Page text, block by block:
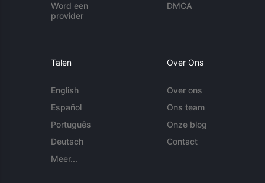
Word een
provider
DMCA
Talen
English
Español
Português
Deutsch
Meer...
Over Ons
Over ons
Ons team
Onze blog
Contact